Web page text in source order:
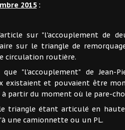
2015 :
sur "l'accouplement de
sur le triangle de
circulation routière.
que "l'accouplement" de
existaient et pouvaient être
à partir du moment où le pare-
triangle étant articulé en
une camionnette ou un PL.